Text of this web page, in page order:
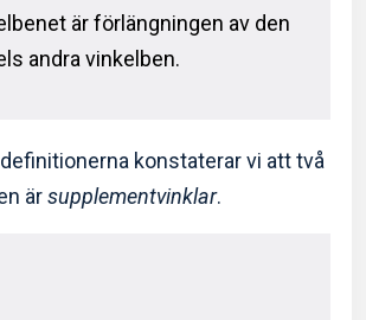
är förlängningen av den
andra vinkelben.
konstaterar vi att två
ärsupplementvinklar.